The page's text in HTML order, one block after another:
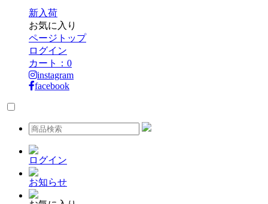
新入荷
お気に入り
ページトップ
ログイン
カート： 0
instagram
facebook
ログイン
お知らせ